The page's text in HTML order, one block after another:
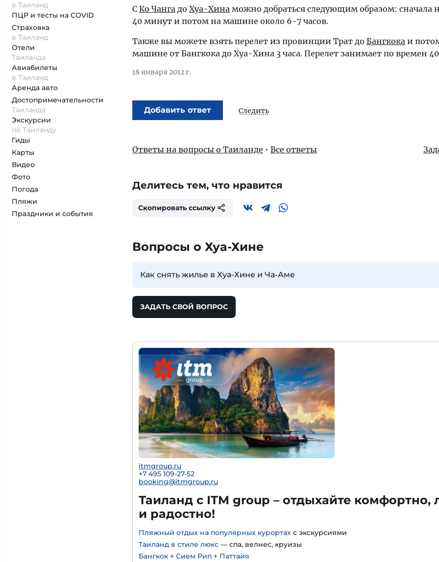
в Таиланд
ПЦР и тесты на COVID
Страховка
в Таиланд
Отели
Таиланда
Авиабилеты
в Таиланд
Аренда авто
Достопримеча­тельности
Таиланда
Экскурсии
по Таиланду
Гиды
Карты
Видео
Фото
Погода
Пляжи
Праздники и события
С Ко Чанга до Хуа-Хина можно добраться следующим образом: сначала
40 минут и потом на машине около 6-7 часов.
Также вы можете взять перелет из провинции Трат до Бангкока и
машине от Бангкока до Хуа-Хина 3 часа. Перелет занимает по времен
18 января 2012 г.
Добавить ответ Следить
Ответы на вопросы о Таиланде • Все ответы
Делитесь тем, что нравится
Скопировать ссылку
Вопросы о Хуа-Хине
Как снять жилье в Хуа-Хине и Ча-Аме
ЗАДАТЬ СВОЙ ВОПРОС
itmgroup.ru
+7 495 109-27-52
booking@itmgroup.ru
Таиланд с ITM group – отдыхайте комфортно,
и радостно!
Пляжный отдых на популярных курортах с экскурсиями
Таиланд в стиле люкс — спа, велнес, круизы
Бангкок + Сием Рип + Паттайя